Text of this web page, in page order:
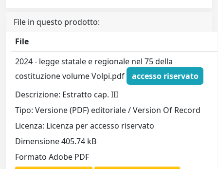
File in questo prodotto:
File
2024 - legge statale e regionale nel 75 della
costituzione volume Volpi.pdf
accesso riservato
Descrizione: Estratto cap. III
Tipo: Versione (PDF) editoriale / Version Of Record
Licenza: Licenza per accesso riservato
Dimensione 405.74 kB
Formato Adobe PDF